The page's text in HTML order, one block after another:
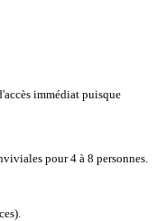
immédiat puisque
pour 4 à 8 personnes.